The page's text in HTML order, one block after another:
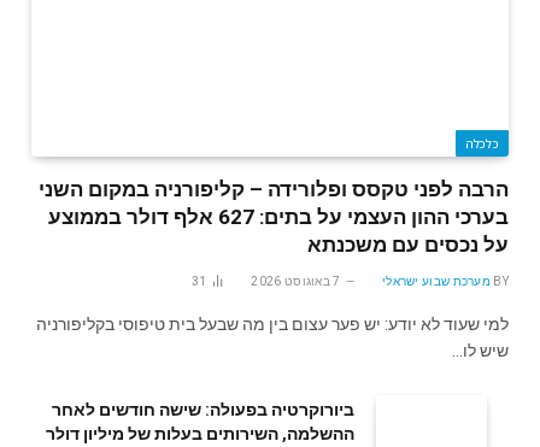
כלכלה
הרבה לפני טקסס ופלורידה – קליפורניה במקום השני
בערכי ההון העצמי על בתים: 627 אלף דולר בממוצע
על נכסים עם משכנתא
BY מערכת שבוע ישראלי 7 באוגוסט 2026 31
למי שעוד לא יודע: יש פער עצום בין מה שבעל בית טיפוסי בקליפורניה
שיש לו…
ביורוקרטיה בפעולה: שישה חודשים לאחר
ההשלמה, השירותים בעלות של מיליון דולר